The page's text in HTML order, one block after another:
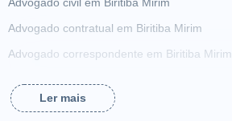
Advogado contratual em Biritiba Mirim
Advogado correspondente em Biritiba Mirim
Advogado da família em Biritiba Mirim
Ler mais